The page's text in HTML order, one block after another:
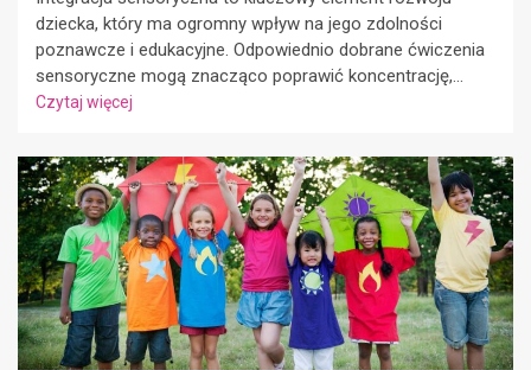
dziecka, który ma ogromny wpływ na jego zdolności
poznawcze i edukacyjne. Odpowiednio dobrane ćwiczenia
sensoryczne mogą znacząco poprawić koncentrację,...
Czytaj więcej